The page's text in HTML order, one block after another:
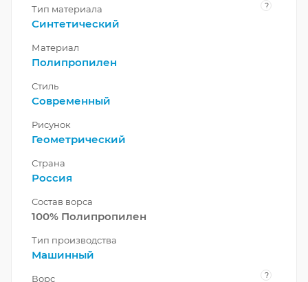
Тип материала ?
Синтетический
Материал
Полипропилен
Стиль
Современный
Рисунок
Геометрический
Страна
Россия
Состав ворса
100% Полипропилен
Тип производства
Машинный
Ворс ?